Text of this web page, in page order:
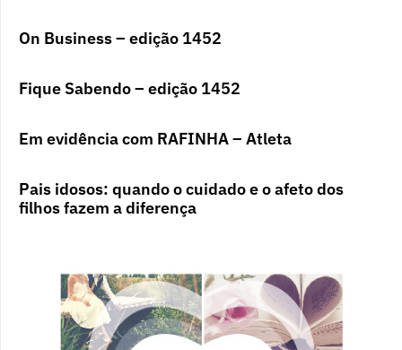
On Business – edição 1452
Fique Sabendo – edição 1452
Em evidência com RAFINHA – Atleta
Pais idosos: quando o cuidado e o afeto dos
filhos fazem a diferença